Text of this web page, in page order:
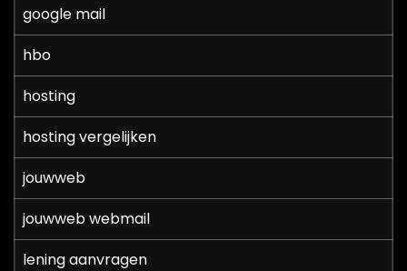
google mail
hbo
hosting
hosting vergelijken
jouwweb
jouwweb webmail
lening aanvragen